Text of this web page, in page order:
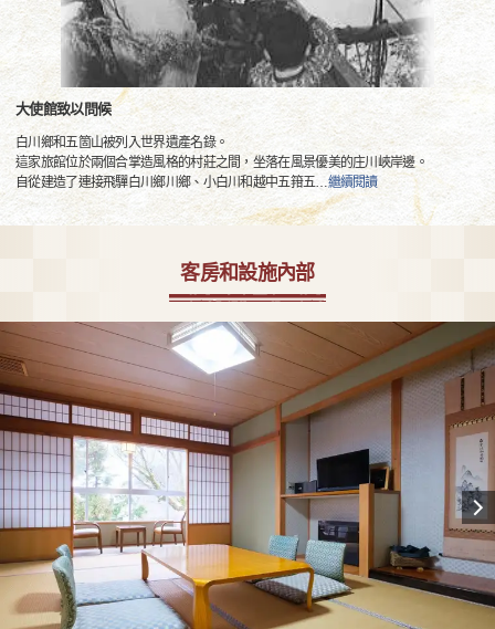
大使館致以問候
白川鄉和五箇山被列入世界遺產名錄。
這家旅館位於兩個合掌造風格的村莊之間，坐落在風景優美的庄川峽岸邊。
自從建造了連接飛驒白川鄉川鄉、小白川和越中五箝五…繼續閱讀
客房和設施內部